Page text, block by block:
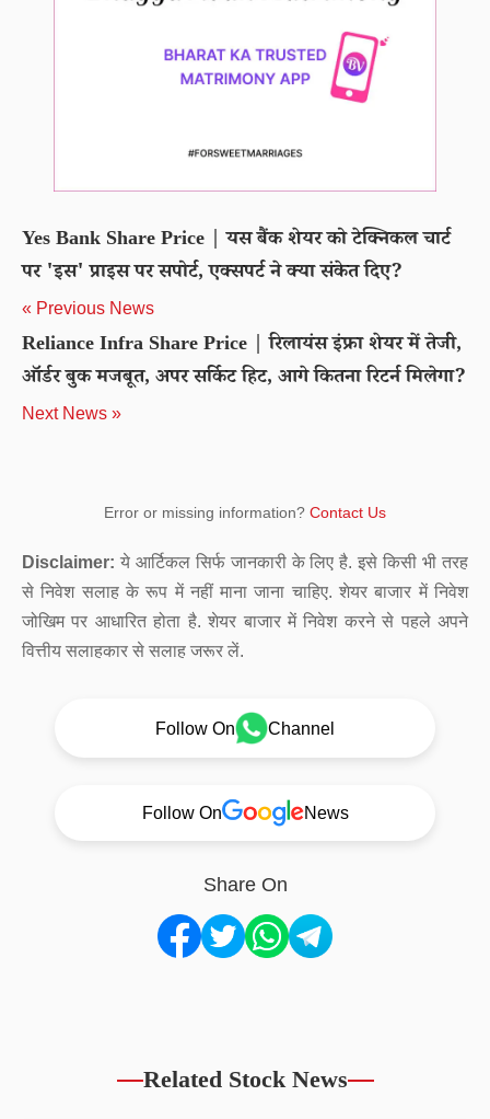
Yes Bank Share Price | यस बैंक शेयर को टेक्निकल चार्ट
पर 'इस' प्राइस पर सपोर्ट, एक्सपर्ट ने क्या संकेत दिए?
« Previous News
Reliance Infra Share Price | रिलायंस इंफ्रा शेयर में तेजी,
ऑर्डर बुक मजबूत, अपर सर्किट हिट, आगे कितना रिटर्न मिलेगा?
Next News »
Error or missing information? Contact Us
Disclaimer: ये आर्टिकल सिर्फ जानकारी के लिए है. इसे किसी भी तरह
से निवेश सलाह के रूप में नहीं माना जाना चाहिए. शेयर बाजार में निवेश
जोखिम पर आधारित होता है. शेयर बाजार में निवेश करने से पहले अपने
वित्तीय सलाहकार से सलाह जरूर लें.
Follow On Channel
Follow On News
Share On
Related Stock News